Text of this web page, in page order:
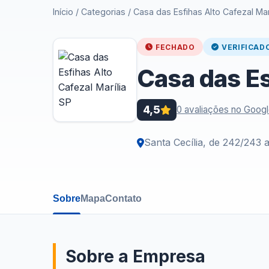
Início / Categorias / Casa das Esfihas Alto Cafezal
FECHADO
Casa das
4,5 0 avaliações no
Santa Cecília, de 242/243
SobreMapaContato
Sobre a Empresa